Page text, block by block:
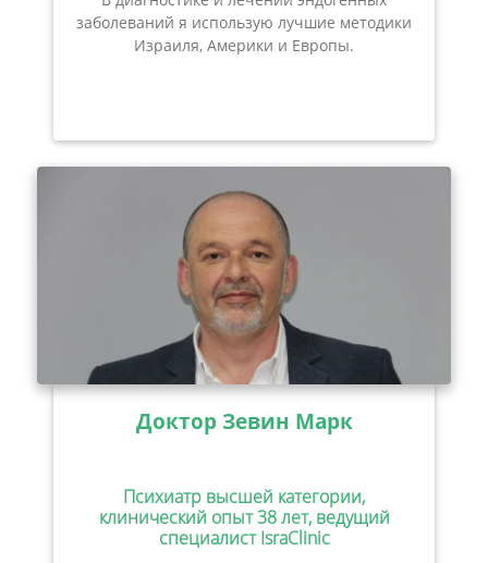
заболеваний я использую лучшие методики
Израиля, Америки и Европы.
Доктор Зевин Марк
Психиатр высшей категории,
клинический опыт 38 лет, ведущий
специалист IsraClinic